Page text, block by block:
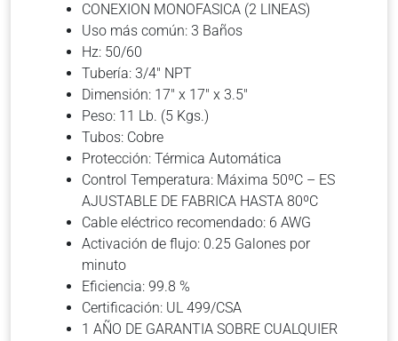
CONEXION MONOFASICA (2 LINEAS)
Uso más común: 3 Baños
Hz: 50/60
Tubería: 3/4″ NPT
Dimensión: 17″ x 17″ x 3.5″
Peso: 11 Lb. (5 Kgs.)
Tubos: Cobre
Protección: Térmica Automática
Control Temperatura: Máxima 50ºC – ES
AJUSTABLE DE FABRICA HASTA 80ºC
Cable eléctrico recomendado: 6 AWG
Activación de flujo: 0.25 Galones por
minuto
Eficiencia: 99.8 %
Certificación: UL 499/CSA
1 AÑO DE GARANTIA SOBRE CUALQUIER